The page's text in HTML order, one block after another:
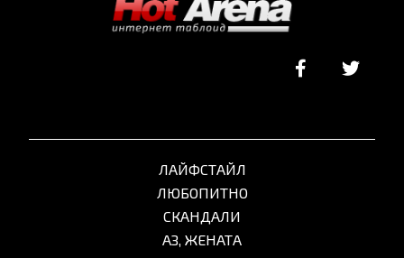
ЛАЙФСТАЙЛ
ЛЮБОПИТНО
СКАНДАЛИ
АЗ, ЖЕНАТА